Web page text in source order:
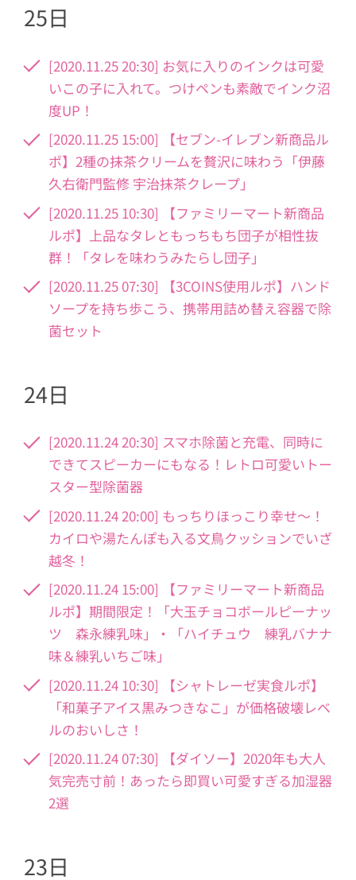
25日
[2020.11.25 20:30] お気に入りのインクは可愛
いこの子に入れて。つけペンも素敵でインク沼
度UP！
[2020.11.25 15:00] 【セブン-イレブン新商品ル
ポ】2種の抹茶クリームを贅沢に味わう「伊藤
久右衛門監修 宇治抹茶クレープ」
[2020.11.25 10:30] 【ファミリーマート新商品
ルポ】上品なタレともっちもち団子が相性抜
群！「タレを味わうみたらし団子」
[2020.11.25 07:30] 【3COINS使用ルポ】ハンド
ソープを持ち歩こう、携帯用詰め替え容器で除
菌セット
24日
[2020.11.24 20:30] スマホ除菌と充電、同時に
できてスピーカーにもなる！レトロ可愛いトー
スター型除菌器
[2020.11.24 20:00] もっちりほっこり幸せ～！
カイロや湯たんぽも入る文鳥クッションでいざ
越冬！
[2020.11.24 15:00] 【ファミリーマート新商品
ルポ】期間限定！「大玉チョコボールピーナッ
ツ 森永練乳味」・「ハイチュウ 練乳バナナ
味＆練乳いちご味」
[2020.11.24 10:30] 【シャトレーゼ実食ルポ】
「和菓子アイス黒みつきなこ」が価格破壊レベ
ルのおいしさ！
[2020.11.24 07:30] 【ダイソー】2020年も大人
気完売寸前！あったら即買い可愛すぎる加湿器
2選
23日